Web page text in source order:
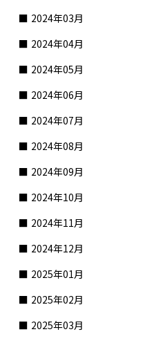
2024年03月
2024年04月
2024年05月
2024年06月
2024年07月
2024年08月
2024年09月
2024年10月
2024年11月
2024年12月
2025年01月
2025年02月
2025年03月